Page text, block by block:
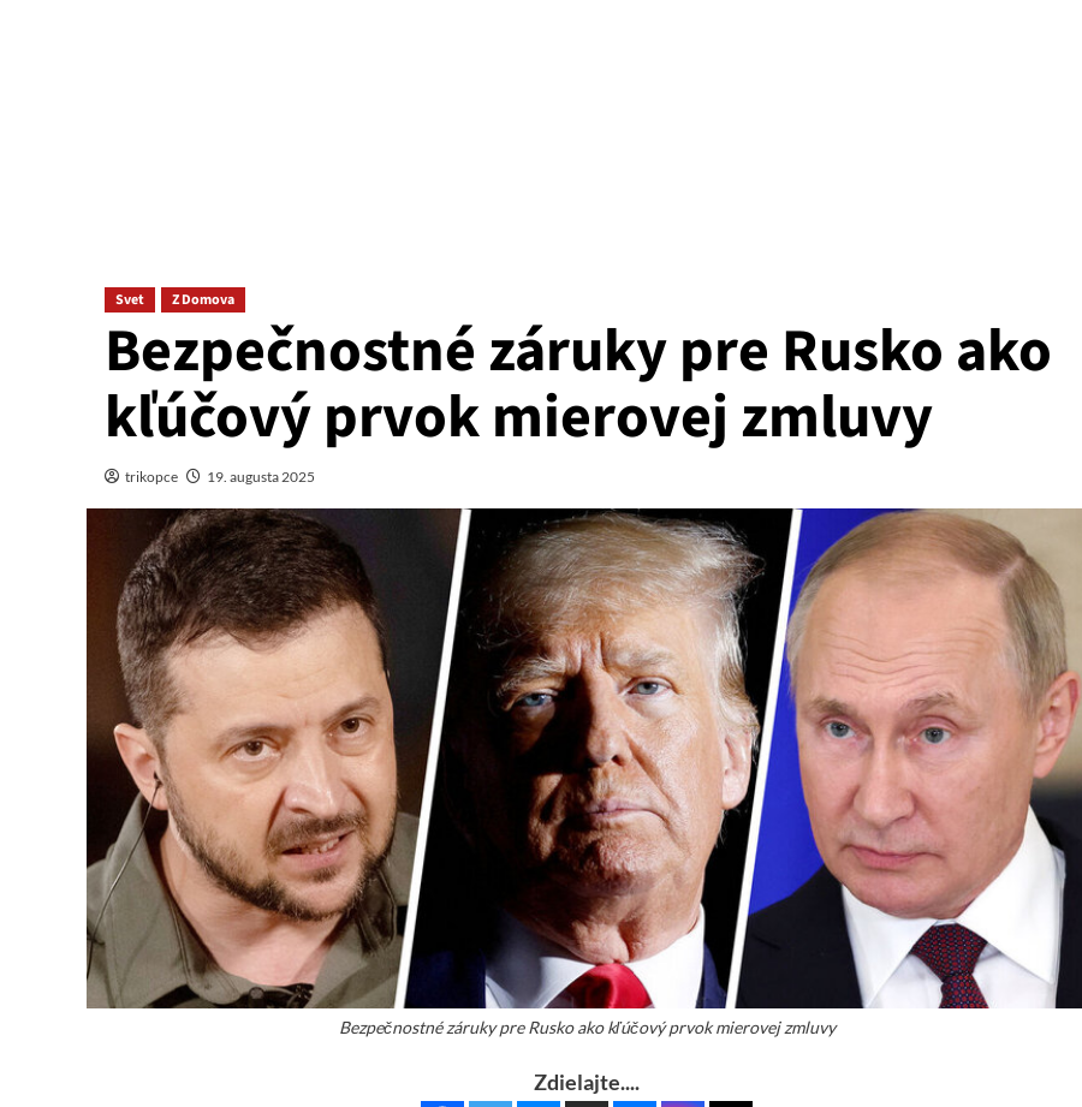
Svet Z Domova
Bezpečnostné záruky pre Rusko ako
kľúčový prvok mierovej zmluvy
trikopce 19. augusta 2025
Bezpečnostné záruky pre Rusko ako kľúčový prvok mierovej zmluvy
Zdielajte....